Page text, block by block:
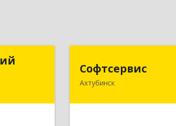
Софтсервис
Ахтубинск